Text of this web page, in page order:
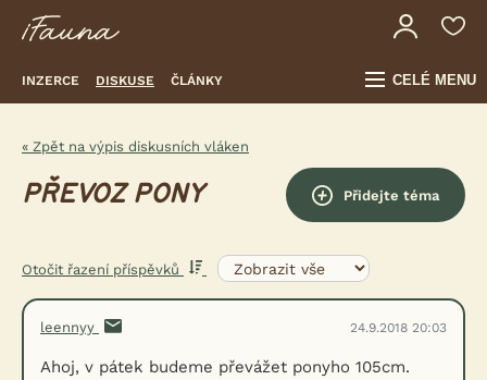
INZERCE DISKUSE ČLÁNKY CELÉ MENU
« Zpět na výpis diskusních vláken
PŘEVOZ PONY Přidejte téma
Otočit řazení příspěvků
leennyy 24.9.2018 20:03
Ahoj, v pátek budeme převážet ponyho 105cm.